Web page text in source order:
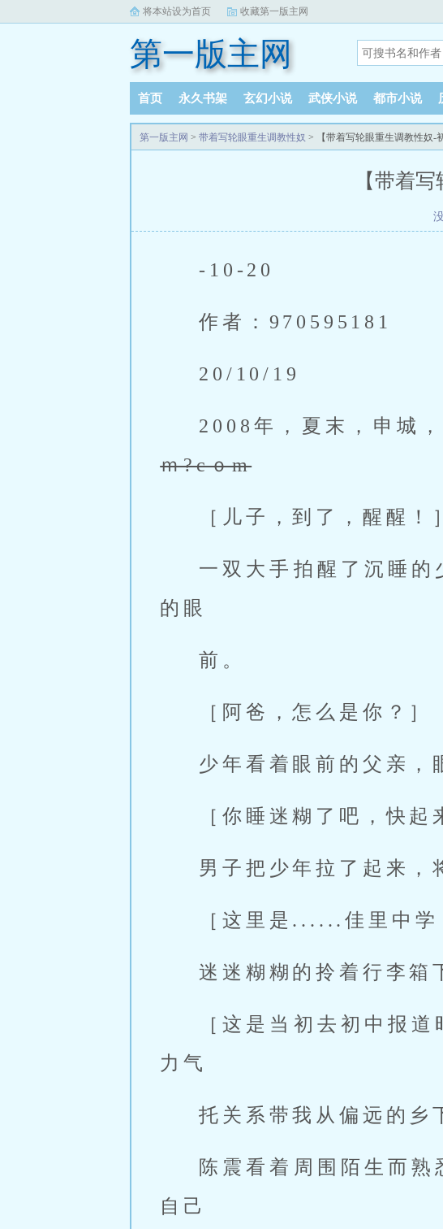
将本站设为首页 收藏第一版主网
第一版主网
首页 永久书架 玄幻小说 武侠小说 都市小说
书库榜单 完本小说 阅读记录
第一版主网 > 带着写轮眼重生调教性奴 > 【带着写轮眼重生调教性奴-
【带着
-10-20
作者：970595181
20/10/19
2008年，夏末，申城
ｍ?cｏm
［儿子，到了，醒醒！
一双大手拍醒了沉睡
的眼
前。
［阿爸，怎么是你？］
少年看着眼前的父亲，
［你睡迷糊了吧，快起
男子把少年拉了起来，
［这里是......佳里中学
迷迷糊糊的拎着行李箱
［这是当初去初中报
力气
托关系带我从偏远的乡
陈震看着周围陌生而
自己